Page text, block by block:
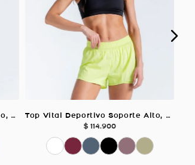
Top Vital Deportivo Soporte Alto, Color VERDE SALVIA Para Mujer
Top Vital Deportivo Soporte Alto, Color NEGRO Para Mujer
$ 114.900